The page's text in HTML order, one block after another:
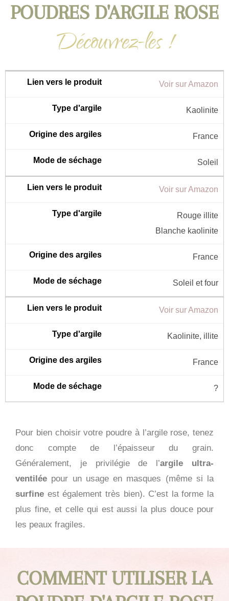
POUDRES D'ARGILE ROSE
Découvrez-les !
Voir sur Amazon
Kaolinite
France
Soleil
Voir sur Amazon
Rouge illite
Blanche kaolinite
France
Soleil et four
Voir sur Amazon
Kaolinite, illite
France
?
Pour bien choisir votre poudre à l’argile rose, tenez
donc compte de l’épaisseur du grain.
Généralement, je privilégie de l’argile ultra-
ventilée pour un usage en masques (même si la
surfine est également très bien). C’est la forme la
plus fine, et celle qui est aussi la plus douce pour
les peaux fragiles.
COMMENT UTILISER LA